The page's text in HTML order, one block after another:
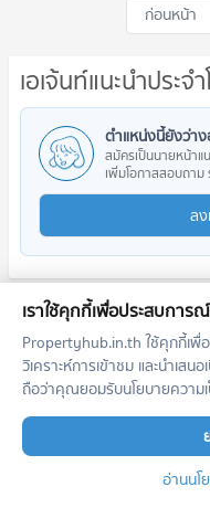
ก่อนหน้า
เอเจ้นท์แนะนำประจ
ตำแหน่งนี้ยังว่า
สมัครเป็นนายหน้าแ
เพิ่มโอกาสสอบถา
ล
โครงการใกล้เคียง
เราใช้คุกกี้เพื่อประสบกา
Propertyhub.in.th ใช้คุกกี้เ
วิเคราะห์การเข้าชม และนำเส
ถือว่าคุณยอมรับนโยบายความ
อ่านนโ